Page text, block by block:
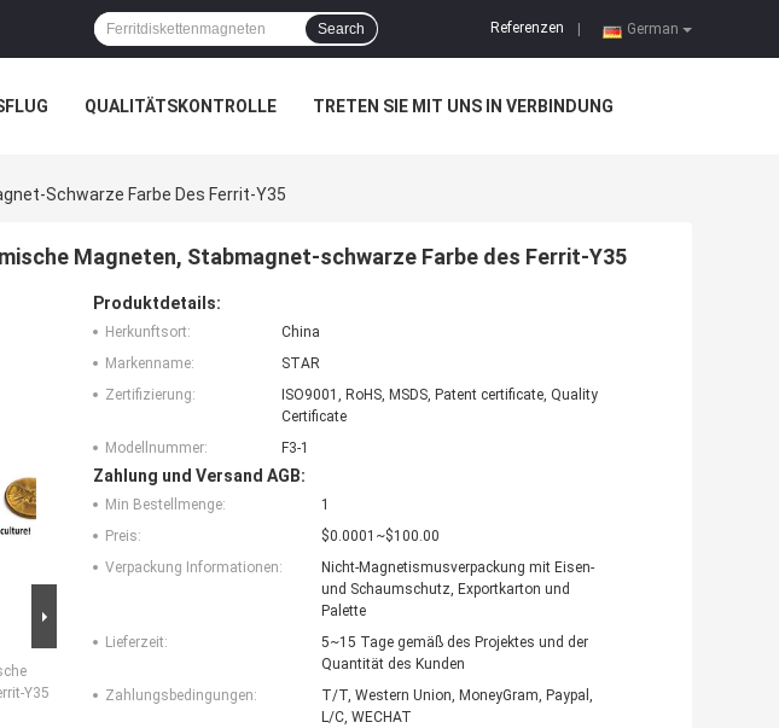
German
Referenzen
Search
QUALITÄTSKONTROLLE TRETEN SIE MIT UNS IN VERBINDUNG
Schwarze Farbe Des Ferrit-Y35
Magneten, Stabmagnet-schwarze Farbe des Ferrit-Y35
Y35
Produktdetails:
Herkunftsort:
China
Markenname:
STAR
Zertifizierung:
ISO9001, RoHS, MSDS, Patent certificate, Quality
Certificate
Modellnummer:
F3-1
Zahlung und Versand AGB:
Min Bestellmenge:
1
Preis:
$0.0001~$100.00
Verpackung Informationen:
Nicht-Magnetismusverpackung mit Eisen-
und Schaumschutz, Exportkarton und
Palette
Lieferzeit:
5~15 Tage gemäß des Projektes und der
Quantität des Kunden
Zahlungsbedingungen:
T/T, Western Union, MoneyGram, Paypal,
L/C, WECHAT